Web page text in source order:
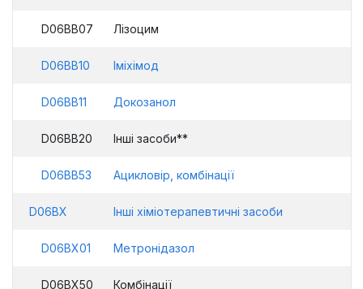
D06BB07 Лізоцим
D06BB10 Іміхімод
D06BB11 Докозанол
D06BB20 Інші засоби**
D06BB53 Ацикловір, комбінації
D06BX Інші хіміотерапевтичні засоби
D06BX01 Метронідазол
D06BX50 Комбінації